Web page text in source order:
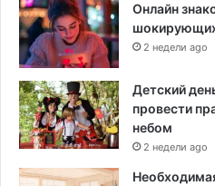
Онлайн
2 недели ago
Детский
провести
небом
2 недели ago